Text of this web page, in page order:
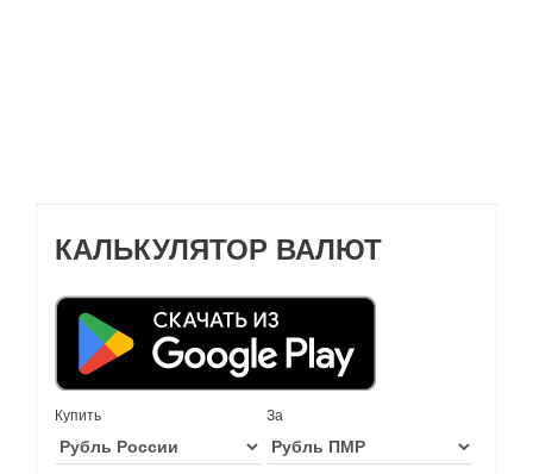
КАЛЬКУЛЯТОР ВАЛЮТ
Купить За